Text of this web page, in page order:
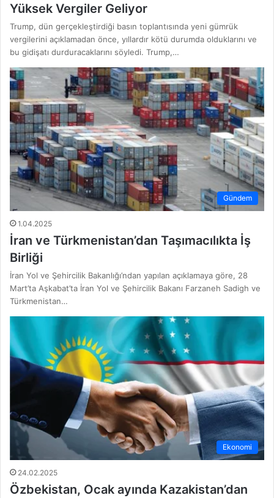
Yüksek Vergiler Geliyor
Trump, dün gerçekleştirdiği basın toplantısında yeni gümrük
vergilerini açıklamadan önce, yıllardır kötü durumda olduklarını ve
bu gidişatı durduracaklarını söyledi. Trump,…
Gündem
1.04.2025
İran ve Türkmenistan’dan Taşımacılıkta İş
Birliği
İran Yol ve Şehircilik Bakanlığı’ndan yapılan açıklamaya göre, 28
Mart’ta Aşkabat’ta İran Yol ve Şehircilik Bakanı Farzaneh Sadigh ve
Türkmenistan…
Ekonomi
24.02.2025
Özbekistan, Ocak ayında Kazakistan’dan